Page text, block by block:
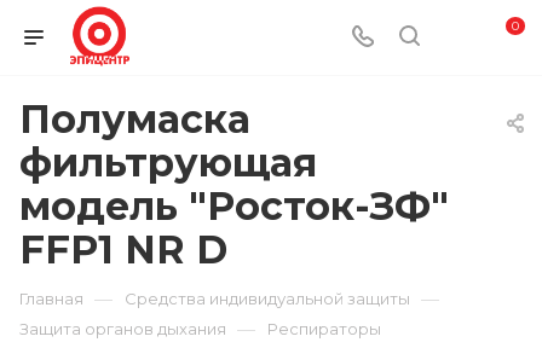
0
Полумаска
фильтрующая
модель "Росток-ЗФ"
FFP1 NR D
Главная — Средства индивидуальной защиты —
Защита органов дыхания — Респираторы